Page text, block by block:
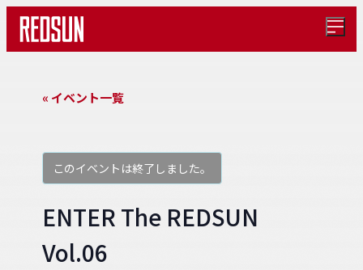
メ
« イベント一覧
このイベントは終了しました。
ENTER The REDSUN
Vol.06